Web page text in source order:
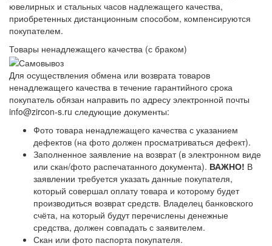
ювелирных и стальных часов надлежащего качества,
приобретенных дистанционным способом, компенсируются
покупателем.
Товары ненадлежащего качества (с браком)
Для осуществления обмена или возврата товаров
ненадлежащего качества в течение гарантийного срока
покупатель обязан направить по адресу электронной почты
info@zircon-s.ru следующие документы:
Фото товара ненадлежащего качества с указанием
дефектов (на фото должен просматриваться дефект).
Заполненное заявление на возврат (в электронном виде
или скан/фото распечатанного документа). ВАЖНО! В
заявлении требуется указать данные покупателя,
который совершал оплату товара и которому будет
производиться возврат средств. Владелец банковского
счёта, на который будут перечислены денежные
средства, должен совпадать с заявителем.
Скан или фото паспорта покупателя.